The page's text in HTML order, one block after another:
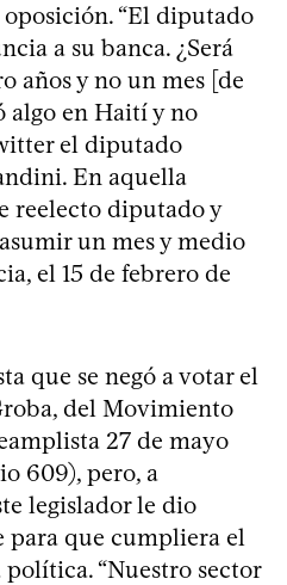
“El diputado
a su banca. ¿Será
años y no un mes [de
algo en Haití y no
el diputado
En aquella
reelecto diputado y
un mes y medio
el 15 de febrero de
que se negó a votar el
del Movimiento
27 de mayo
609), pero, a
legislador le dio
para que cumpliera el
“Nuestro sector